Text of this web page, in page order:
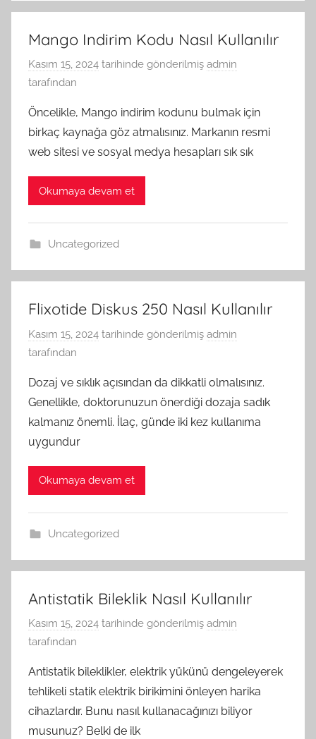
Mango Indirim Kodu Nasıl Kullanılır
Kasım 15, 2024 tarihinde gönderilmiş admin
tarafından
Öncelikle, Mango indirim kodunu bulmak için
birkaç kaynağa göz atmalısınız. Markanın resmi
web sitesi ve sosyal medya hesapları sık sık
Okumaya devam et
Uncategorized
Flixotide Diskus 250 Nasıl Kullanılır
Kasım 15, 2024 tarihinde gönderilmiş admin
tarafından
Dozaj ve sıklık açısından da dikkatli olmalısınız.
Genellikle, doktorunuzun önerdiği dozaja sadık
kalmanız önemli. İlaç, günde iki kez kullanıma
uygundur
Okumaya devam et
Uncategorized
Antistatik Bileklik Nasıl Kullanılır
Kasım 15, 2024 tarihinde gönderilmiş admin
tarafından
Antistatik bileklikler, elektrik yükünü dengeleyerek
tehlikeli statik elektrik birikimini önleyen harika
cihazlardır. Bunu nasıl kullanacağınızı biliyor
musunuz? Belki de ilk